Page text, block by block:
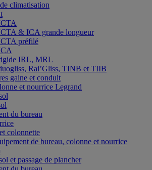
climatisation
& ICA grande longueur
préfilé
IRL, MRL
Rai’Gliss, TINB et TIIB
gaine et conduit
et nourrice Legrand
du bureau
colonnette
de bureau, colonne et nourrice
et passage de plancher